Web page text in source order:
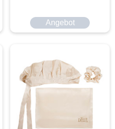
Angebot